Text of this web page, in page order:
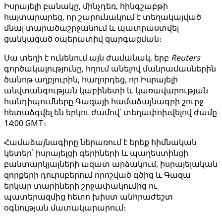
Իսրայելի բանակը, մինչդեռ, հինգշաբթի
հայտարարեց, որ շարունակում է տեղակայված
մնալ տարածաշրջանում և պատրաստվել
ցանկացած օպերատիվ զարգացման։
Սա տեղի է ունենում այն ժամանակ, երբ Reuters
գործակալությունը, հղում անելով մանրամասներին
ծանոթ աղբյուրին, հաղորդեց, որ Իսրայելի
անվտանգության կաբինետի և կառավարության
հանդիպումները Գազայի համաձայնագրի շուրջ
հետաձգվել են երկու ժամով՝ տեղափոխվելով ժամը
14:00 GMT։
Համաձայնագիրը ներառում է երեք հիմնական
կետեր՝ իսրայելցի գերիների և պաղեստինցի
բանտարկյալների ազատ արձակում, իսրայելական
զորքերի դուրսբերում որոշված գծից և Գազա
երկար տարիների շրջափակումից ու
պատերազմից հետո խիստ անհրաժեշտ
օգնության մատակարարում։